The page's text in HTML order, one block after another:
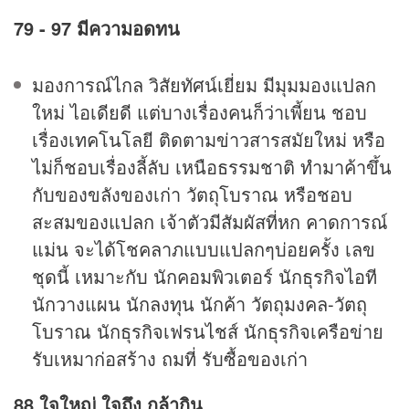
79 - 97 มีความอดทน
มองการณ์ไกล วิสัยทัศน์เยี่ยม มีมุมมองแปลก
ใหม่ ไอเดียดี แต่บางเรื่องคนก็ว่าเพี้ยน ชอบ
เรื่องเทคโนโลยี ติดตามข่าวสารสมัยใหม่ หรือ
ไม่ก็ชอบเรื่องลี้ลับ เหนือธรรมชาติ ทำมาค้าขึ้น
กับของขลังของเก่า วัตถุโบราณ หรือชอบ
สะสมของแปลก เจ้าตัวมีสัมผัสที่หก คาดการณ์
แม่น จะได้โชคลาภแบบแปลกๆบ่อยครั้ง เลข
ชุดนี้ เหมาะกับ นักคอมพิวเตอร์ นักธุรกิจไอที
นักวางแผน นักลงทุน นักค้า วัตถุมงคล-วัตถุ
โบราณ นักธุรกิจเฟรนไชส์ นักธุรกิจเครือข่าย
รับเหมาก่อสร้าง ถมที่ รับซื้อของเก่า